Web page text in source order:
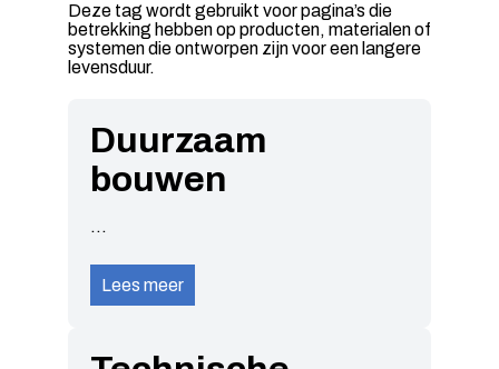
Deze tag wordt gebruikt voor pagina’s die
betrekking hebben op producten, materialen of
systemen die ontworpen zijn voor een langere
levensduur.
Duurzaam
bouwen
...
Lees meer